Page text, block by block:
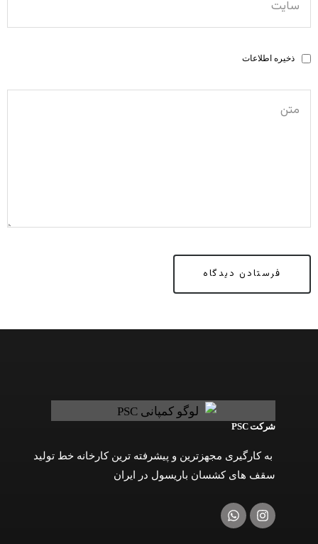
ذخیره اطلاعات
شرکت PSC
به کارگیری مجهزترین و پیشرفته ترین کارخانه خط تولید
سقف های کشسان باریسول در ایران